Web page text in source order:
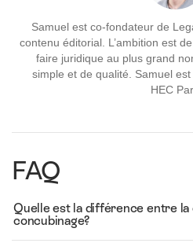
Samuel est co-fondateur de
contenu éditorial. L’ambition est
faire juridique au plus grand
simple et de qualité. Samuel
HEC
FAQ
Quelle est la différence entre la
concubinage?